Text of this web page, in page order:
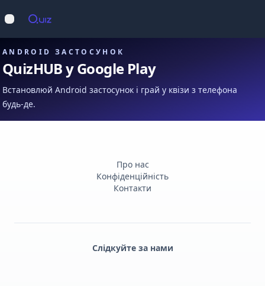
Відкрити меню
ANDROID ЗАСТОСУНОК
QuizHUB у Google Play
Встановлюй Android застосунок і грай у квізи з телефона
будь-де.
Про нас
Конфіденційність
Контакти
Слідкуйте за нами